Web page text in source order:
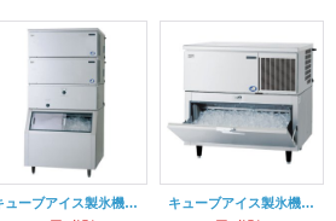
キューブアイス製氷機 【セル方式】スタックオンタイプ（スモールサイズ）【Panasonic】
キューブアイス製氷機 【セル方式】スタックオンタイプ（スモールサイズ）【Panasonic】